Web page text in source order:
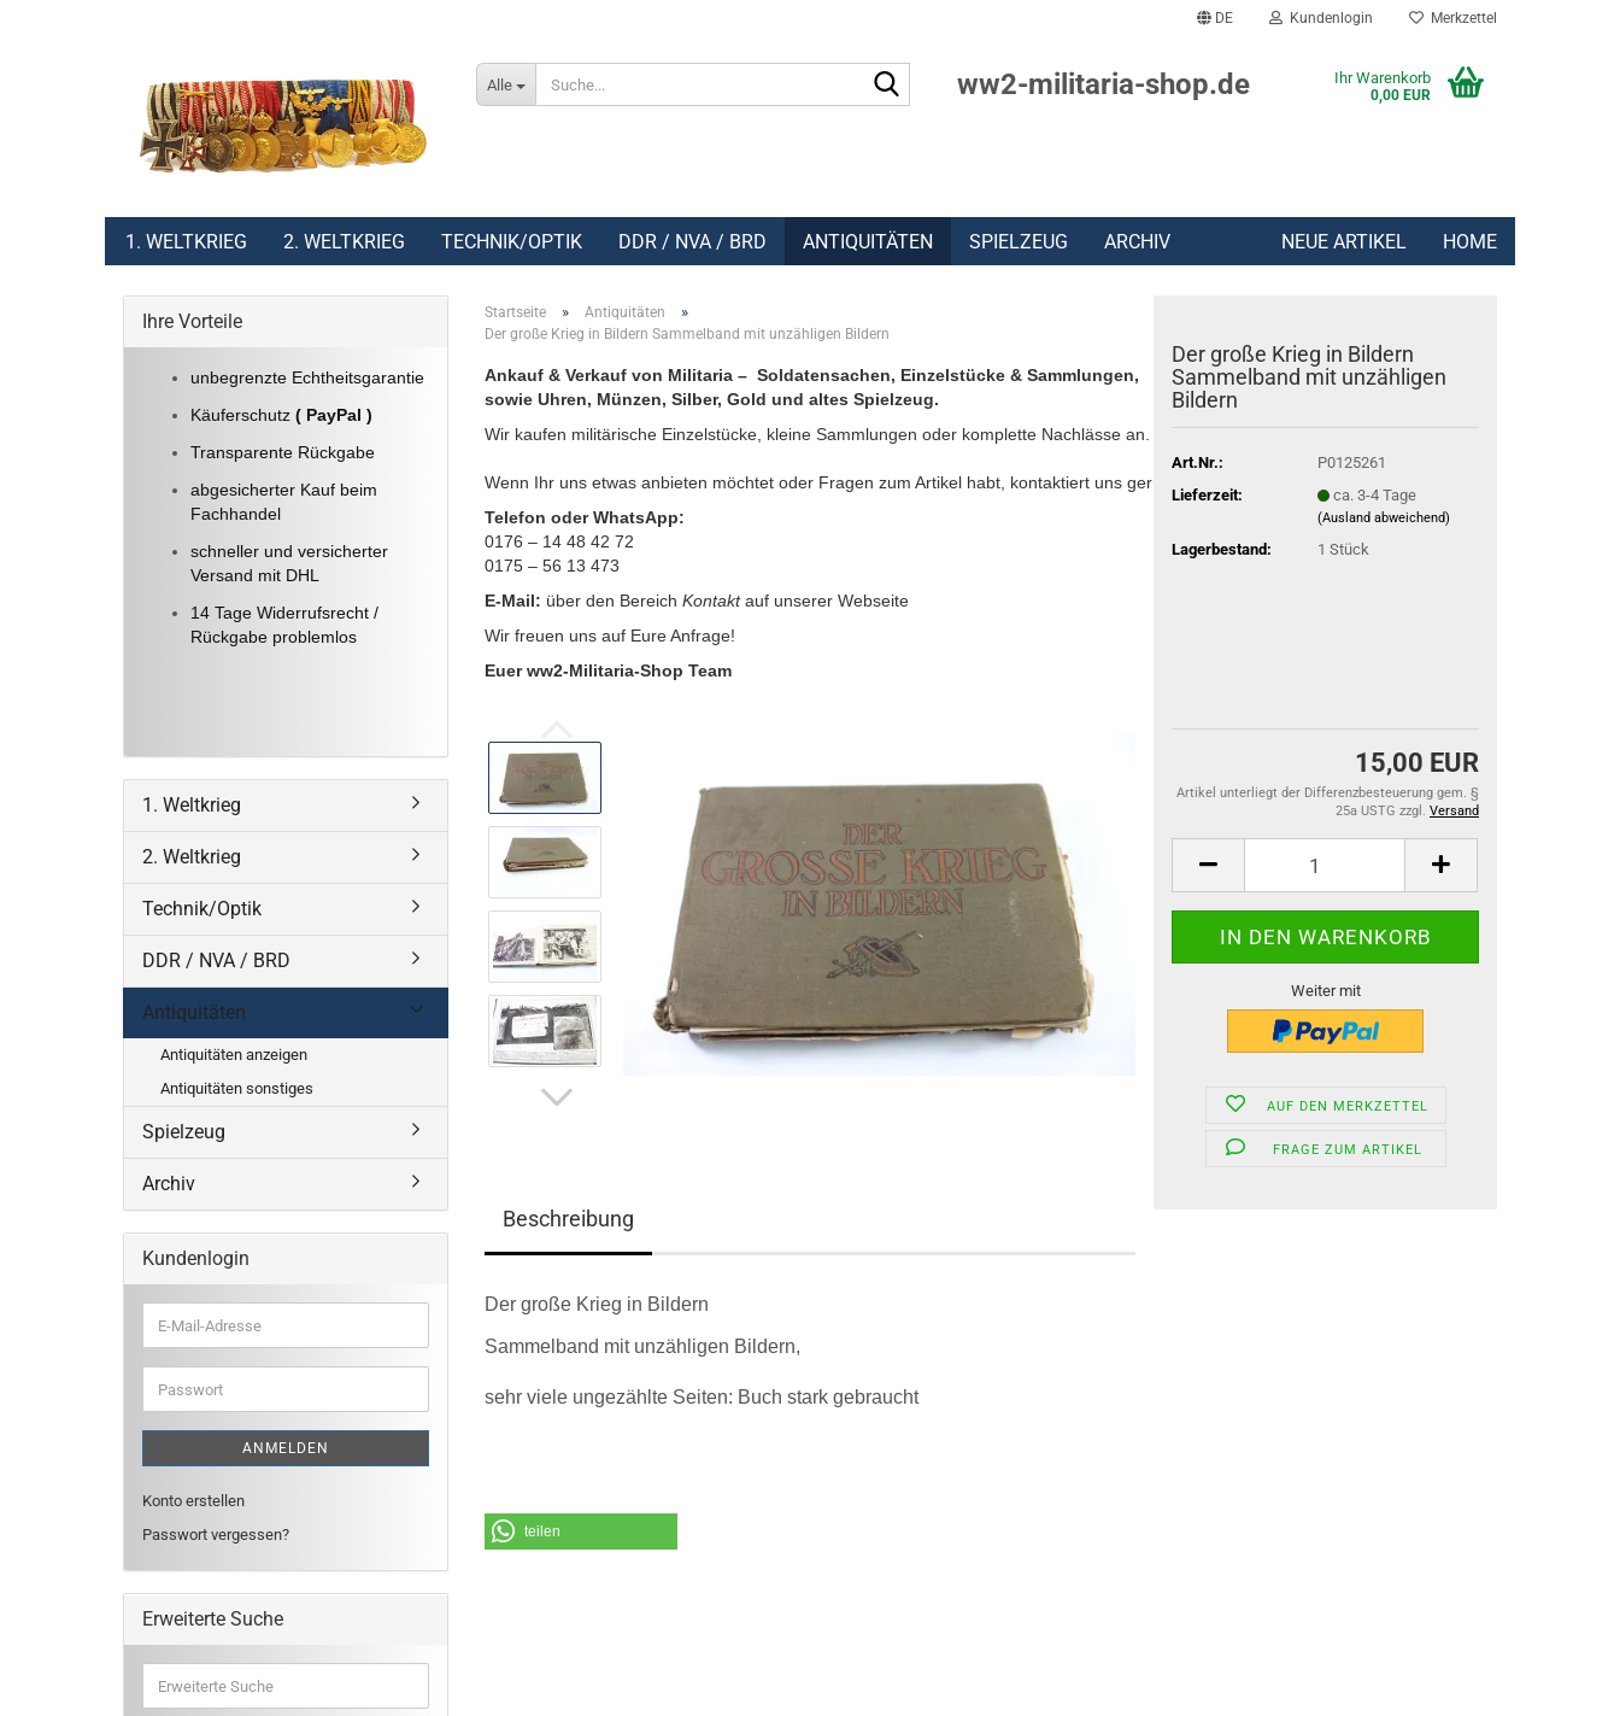
DE Kundenlogin Merkzettel
Alle ww2-militaria-shop.de Ihr Warenkorb
0,00 EUR
1. WELTKRIEG 2. WELTKRIEG TECHNIK/OPTIK DDR / NVA / BRD ANTIQUITÄTEN SPIELZEUG ARCHIV NEUE ARTIKEL HOME
Startseite » Antiquitäten »
Der große Krieg in Bildern Sammelband mit unzähligen Bildern
Ankauf & Verkauf von Militaria – Soldatensachen, Einzelstücke & Sammlungen,
sowie Uhren, Münzen, Silber, Gold und altes Spielzeug.
Wir kaufen militärische Einzelstücke, kleine Sammlungen oder komplette Nachlässe an.
Wenn Ihr uns etwas anbieten möchtet oder Fragen zum Artikel habt, kontaktiert uns gern:
Telefon oder WhatsApp:
0176 – 14 48 42 72
0175 – 56 13 473
E-Mail: über den Bereich Kontakt auf unserer Webseite
Wir freuen uns auf Eure Anfrage!
Euer ww2-Militaria-Shop Team
Der große Krieg in Bildern
Sammelband mit unzähligen
Bildern
Art.Nr.:
P0125261
Lieferzeit:
ca. 3-4 Tage
(Ausland abweichend)
Lagerbestand: 1Stück
15,00 EUR
Artikel unterliegt der Differenzbesteuerung gem. §
25a USTG zzgl. Versand
Weiter mit
AUF DEN MERKZETTEL
FRAGE ZUM ARTIKEL
Beschreibung
Der große Krieg in Bildern
Sammelband mit unzähligen Bildern,
sehr viele ungezählte Seiten: Buch stark gebraucht
teilen
Ihre Vorteile
unbegrenzte Echtheitsgarantie
Käuferschutz ( PayPal )
Transparente Rückgabe
abgesicherter Kauf beim
Fachhandel
schneller und versicherter
Versand mit DHL
14 Tage Widerrufsrecht /
Rückgabe problemlos
1. Weltkrieg
2. Weltkrieg
Technik/Optik
DDR / NVA / BRD
Antiquitäten
Antiquitäten anzeigen
Antiquitäten sonstiges
Spielzeug
Archiv
Kundenlogin
E-
Mail-
Adresse
Passwort
ANMELDEN
Konto erstellen
Passwort vergessen?
Erweiterte Suche
Suche